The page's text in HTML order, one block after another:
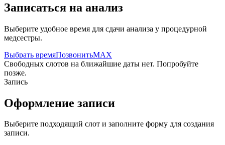
Записаться на анализ
Выберите удобное время для сдачи анализа у процедурной
медсестры.
Выбрать времяПозвонитьMAX
Свободных слотов на ближайшие даты нет. Попробуйте
позже.
Запись
Оформление записи
Выберите подходящий слот и заполните форму для создания
записи.